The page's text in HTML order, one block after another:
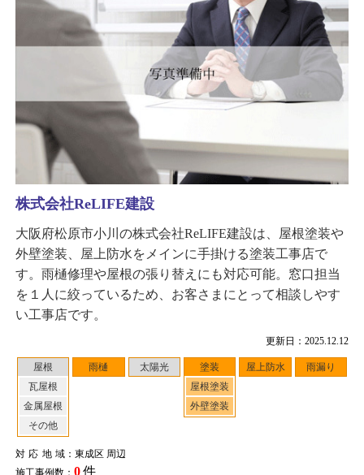
更新日：2025.12.12
屋根
瓦屋根
金属屋根
その他
雨樋 太陽光
塗装
屋根塗装
外壁塗装
屋上防水 雨漏り
対応地域：東成区 周辺
施工事例数： 0件
株式会社ReLIFE建設
大阪府松原市小川の株式会社ReLIFE建設は、屋根塗装や
外壁塗装、屋上防水をメインに手掛ける塗装工事店で
す。雨樋修理や屋根の張り替えにも対応可能。窓口担当
を１人に絞っているため、お客さまにとって相談しやす
い工事店です。